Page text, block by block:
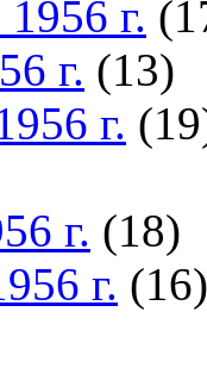
г.
г. (13)
г.
г. (18)
г. (16)